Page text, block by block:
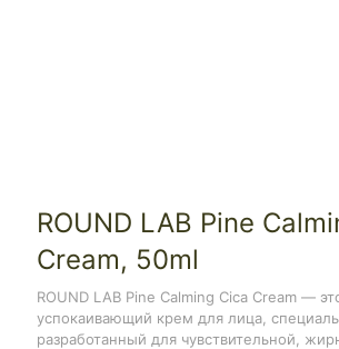
ROUND LAB Pine
Cream, 50ml
ROUND LAB Pine Calming Cica Cream —
успокаивающий крем для лица,
разработанный для чувствительной,